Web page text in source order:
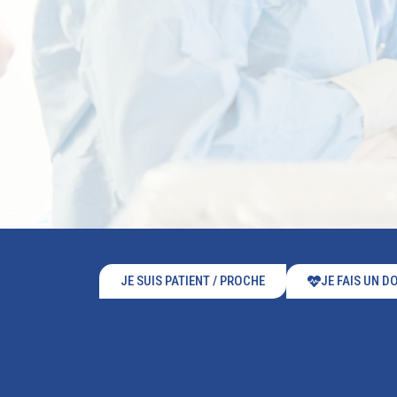
JE SUIS PATIENT / PROCHE JE FAIS UN